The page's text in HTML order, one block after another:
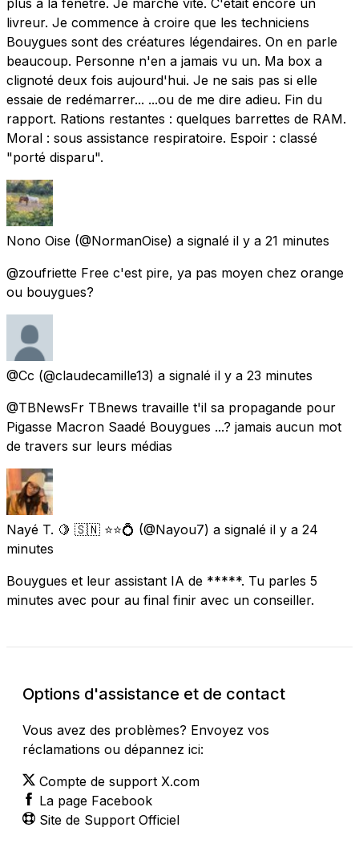
livreur. Je commence à croire que les techniciens
Bouygues sont des créatures légendaires. On en parle
beaucoup. Personne n'en a jamais vu un. Ma box a
clignoté deux fois aujourd'hui. Je ne sais pas si elle
essaie de redémarrer... ...ou de me dire adieu. Fin du
rapport. Rations restantes : quelques barrettes de RAM.
Moral : sous assistance respiratoire. Espoir : classé
"porté disparu".
Nono Oise (@NormanOise) a signalé il y a 21 minutes
@zoufriette Free c'est pire, ya pas moyen chez orange
ou bouygues?
@Cc (@claudecamille13) a signalé il y a 23 minutes
@TBNewsFr TBnews travaille t'il sa propagande pour
Pigasse Macron Saadé Bouygues ...? jamais aucun mot
de travers sur leurs médias
Nayé T. 🍋 🇸🇳 ⭐⭐💍 (@Nayou7) a signalé il y a 24
minutes
Bouygues et leur assistant IA de *****. Tu parles 5
minutes avec pour au final finir avec un conseiller.
Options d'assistance et de contact
Vous avez des problèmes? Envoyez vos
réclamations ou dépannez ici:
Compte de support X.com
La page Facebook
Site de Support Officiel